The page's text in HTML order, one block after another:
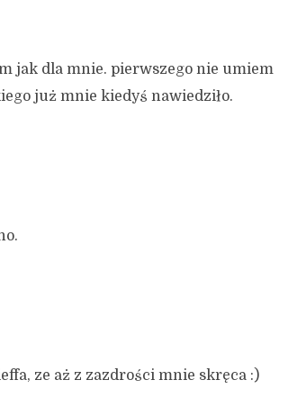
jak dla mnie. pierwszego nie umiem
już mnie kiedyś nawiedziło.
ze aż z zazdrości mnie skręca :)